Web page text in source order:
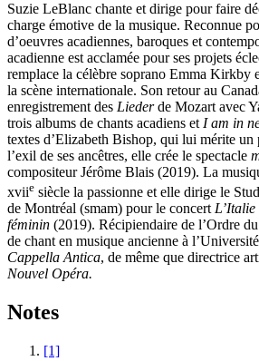
Suzie LeBlanc chante et dirige pour faire
charge émotive de la musique. Reconnue
d’oeuvres acadiennes, baroques et
acadienne est acclamée pour ses projets
remplace la célèbre soprano Emma Kirkby
la scène internationale. Son retour au
enregistrement des Liederde Mozart avec
trois albums de chants acadiens et I am in
textes d’Elizabeth Bishop, qui lui mérite un
l’exil de ses ancêtres, elle crée le spectacle
compositeur Jérôme Blais (2019). La
xviie siècle la passionne et elle dirige le
de Montréal (smam) pour le concert
féminin (2019). Récipiendaire de l’Ordre
de chant en musique ancienne à
Cappella Antica, de même que directrice
Nouvel Opéra.
Notes
[1]